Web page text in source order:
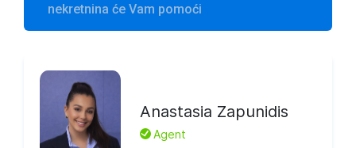
nekretnina će Vam pomoći
Anastasia Zapunidis
L Agent